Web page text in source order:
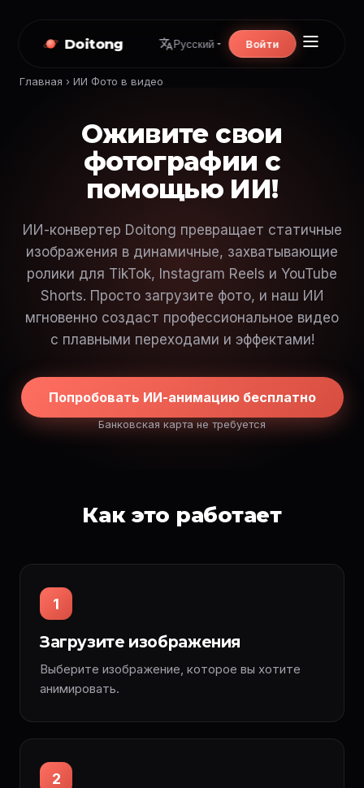
Doitong Русский Войти
Главная › ИИ Фото в видео
Оживите свои
фотографии с
помощью ИИ!
ИИ-конвертер Doitong превращает статичные
изображения в динамичные, захватывающие
ролики для TikTok, Instagram Reels и YouTube
Shorts. Просто загрузите фото, и наш ИИ
мгновенно создаст профессиональное видео
с плавными переходами и эффектами!
Попробовать ИИ-анимацию бесплатно
Банковская карта не требуется
Как это работает
1
Загрузите изображения
Выберите изображение, которое вы хотите
анимировать.
2